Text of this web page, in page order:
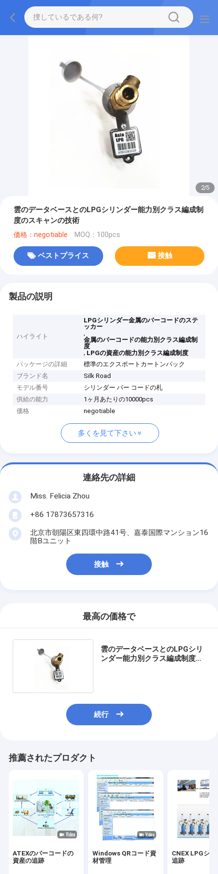
2/5
雲のデータベースとのLPGシリンダー能力別クラス編成制
度のスキャンの技術
価格：negotiable MOQ：100pcs
ベストプライス 接触
製品の説明
ハイライト
LPGシリンダー金属のバーコードのステ
ッカー
,
金属のバーコードの能力別クラス編成制
度
, LPGの資産の能力別クラス編成制度
パッケージの詳細
標準のエクスポートカートンパック
ブランド名
Silk Road
モデル番号
シリンダー バー コードの札
供給の能力
1ヶ月あたりの10000pcs
価格
negotiable
多くを見て下さい
連絡先の詳細
Miss. Felicia Zhou
+86 17873657316
北京市朝陽区東四環中路41号、嘉泰国際マンション16
階Bユニット
接触
最高の価格で
雲のデータベースとのLPGシリ
ンダー能力別クラス編成制度の
続行
推薦されたプロダクト
ATEXのバーコードの
資産の追跡
Windows QRコード資
材管理
CNEX LPGシリ
追跡